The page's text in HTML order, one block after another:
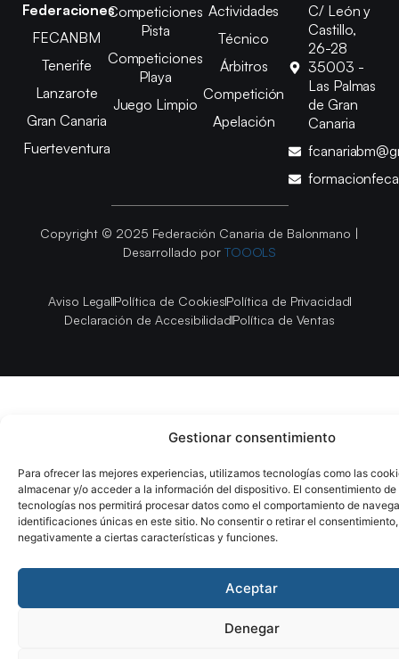
Gestionar consentimiento
Para ofrecer las mejores experiencias, utilizamos tecnologías como las
almacenar y/o acceder a la información del dispositivo. El consentimiento de
tecnologías nos permitirá procesar datos como el comportamiento de
identificaciones únicas en este sitio. No consentir o retirar el
negativamente a ciertas características y funciones.
Aceptar
Denegar
Federaciones
FECANBM
Tenerife
Lanzarote
Gran Canaria
Fuerteventura
Competiciones
Pista
Competiciones
Playa
Juego Limpio
Actividades
Técnico
Árbitros
Competición
Apelación
C/ León y
Castillo,
26-28
35003 -
Las Palmas
de Gran
Canaria
Copyright © 2025 Federación Canaria de Balonmano |
Desarrollado por TOOOLS
Aviso LegalPolítica de CookiesPolítica de Privacidad
Declaración de AccesibilidadPolítica de Ventas